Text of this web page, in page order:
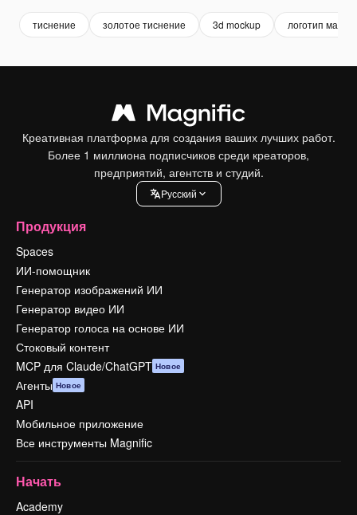
тиснение золотое тиснение 3d mockup логотип макет
Креативная платформа для создания ваших лучших работ.
Более 1 миллиона подписчиков среди креаторов,
предприятий, агентств и студий.
Pусский
Продукция
Spaces
ИИ-помощник
Генератор изображений ИИ
Генератор видео ИИ
Генератор голоса на основе ИИ
Стоковый контент
MCP для Claude/ChatGPT Новое
Агенты Новое
API
Мобильное приложение
Все инструменты Magnific
Начать
Academy